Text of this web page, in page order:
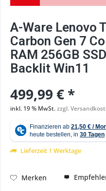
A-Ware Lenovo
Carbon Gen 7
RAM 256GB
Backlit Win11
499,99 € *
inkl. 19 % MwSt.zzgl.
Lieferzeit 1 Werktage
Merken